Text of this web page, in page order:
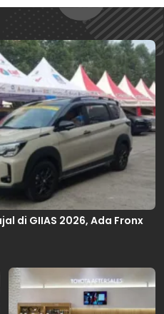
di GIIAS 2026, Ada Fronx